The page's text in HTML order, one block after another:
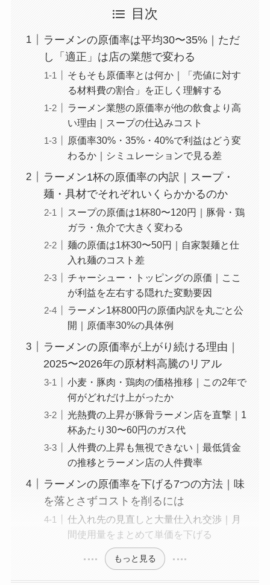
目次
ラーメンの原価率は平均30〜35%｜ただ
し「適正」は店の業態で変わる
そもそも原価率とは何か｜「売値に対す
る材料費の割合」を正しく理解する
ラーメン業態の原価率が他の飲食より高
い理由｜スープの仕込みコスト
原価率30%・35%・40%で利益はどう変
わるか｜シミュレーションで見る差
ラーメン1杯の原価率の内訳｜スープ・
麺・具材でそれぞれいくらかかるのか
スープの原価は1杯80〜120円｜豚骨・鶏
ガラ・魚介で大きく変わる
麺の原価は1杯30〜50円｜自家製麺と仕
入れ麺のコスト差
チャーシュー・トッピングの原価｜ここ
が利益を左右する隠れた変動要因
ラーメン1杯800円の原価内訳を丸ごと公
開｜原価率30%の具体例
ラーメンの原価率が上がり続ける理由｜
2025〜2026年の原材料高騰のリアル
小麦・豚肉・鶏肉の価格推移｜この2年で
何がどれだけ上がったか
光熱費の上昇が豚骨ラーメン店を直撃｜1
杯あたり30〜60円のガス代
人件費の上昇も無視できない｜最低賃金
の推移とラーメン店の人件費率
ラーメンの原価率を下げる7つの方法｜味
を落とさずコストを削るには
仕入れ先の見直しと大量仕入れ交渉｜月
間使用量をまとめて単価を下げる
もっと見る